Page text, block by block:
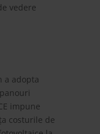
vedere
a adopta
impune
costurile de